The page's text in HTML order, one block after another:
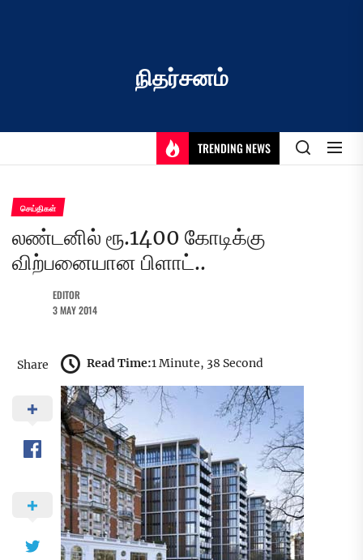
நிதர்சனம்
TRENDING NEWS
செய்திகள்
லண்டனில் ரூ.1400 கோடிக்கு
விற்பனையான பிளாட்..
EDITOR
3 MAY 2014
Share Read Time:1 Minute, 38 Second